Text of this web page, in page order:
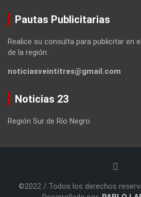
Pautas Publicitarias
Realice su consulta para publicitar en
de la región.
noticiasveintitres@gmail.com
Noticias 23
Región Sur de Río Negro
©2022 / Todos los derechos